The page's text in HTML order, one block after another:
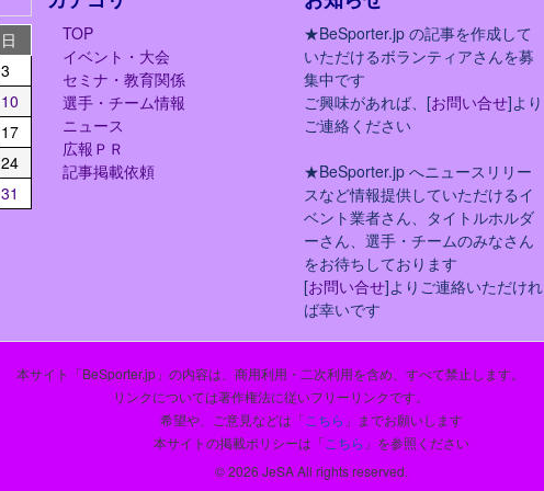
日
3
10
17
24
31
TOP
イベント・大会
セミナ・教育関係
選手・チーム情報
ニュース
広報ＰＲ
記事掲載依頼
★BeSporter.jp の記事を作成して
いただけるボランティアさんを募
集中です
ご興味があれば、[お問い合せ]より
ご連絡ください
★BeSporter.jp へニュースリリー
スなど情報提供していただけるイ
ベント業者さん、タイトルホルダ
ーさん、選手・チームのみなさん
をお待ちしております
[お問い合せ]よりご連絡いただけれ
ば幸いです
本サイト「BeSporter.jp」の内容は、商用利用・二次利用を含め、すべて禁止します。
リンクについては著作権法に従いフリーリンクです。
希望や、ご意見などは「 こちら 」までお願いします
本サイトの掲載ポリシーは「 こちら 」を参照ください
© 2026 JeSA All rights reserved.